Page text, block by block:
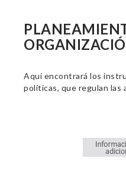
Aquí encontrará los
políticas, que regulan las